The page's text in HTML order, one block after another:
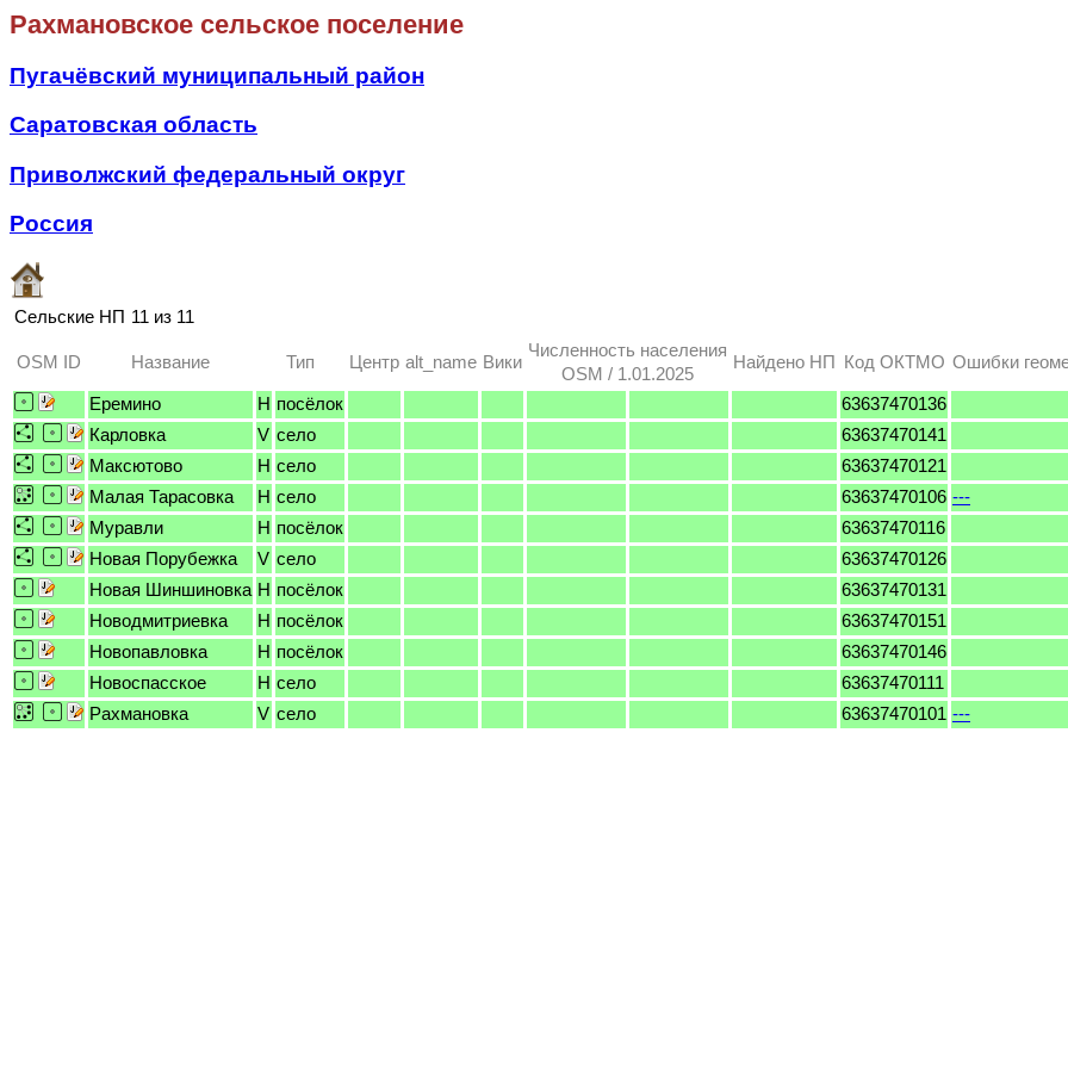
Рахмановское сельское поселение
Пугачёвский муниципальный район
Саратовская область
Приволжский федеральный округ
Россия
Сельские НП 11 из 11
OSM ID Название Тип Центр alt_name Вики
Численность населения
OSM / 1.01.2025
Найдено НП Код ОКТМО Ошибки
Еремино H посёлок
63637470136
Карловка
V село
63637470141
Максютово
H село
63637470121
Малая Тарасовка
H село 63637470106 ---
Муравли
H посёлок
63637470116
Новая Порубежка
V село
63637470126
Новая Шиншиновка H посёлок
63637470131
Новодмитриевка
H посёлок
63637470151
Новопавловка
H посёлок
63637470146
Новоспасское
H село
63637470111
Рахмановка
V село 63637470101 ---